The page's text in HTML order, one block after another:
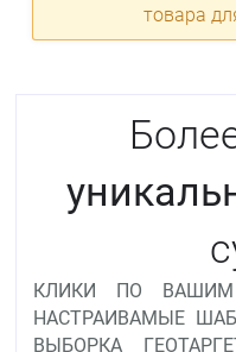
товара
КЛИКИ ПО
НАСТРАИВАМЫЕ
ВЫБОРКА